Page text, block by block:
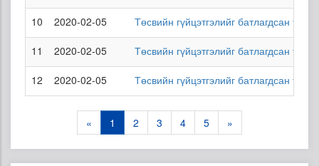
10 2020-02-05 Төсвийн гүйцэтгэлийг батлагдсан
11 2020-02-05 Төсвийн гүйцэтгэлийг батлагдсан
12 2020-02-05 Төсвийн гүйцэтгэлийг батлагдсан
« 1 2 3 4 5 »